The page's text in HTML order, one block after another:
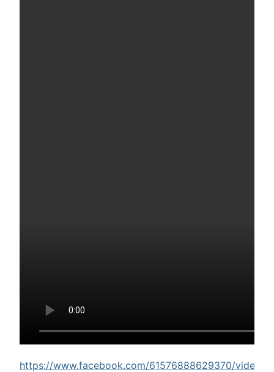
https://www.facebook.com/61576888629370/videos/